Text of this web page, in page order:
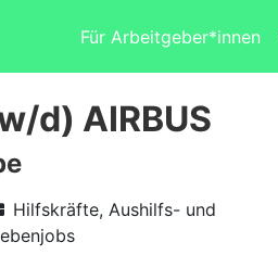
Für Arbeitgeber*innen
d) AIRBUS
Hilfskräfte, Aushilfs- und